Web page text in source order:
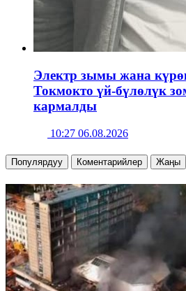
Электр зымы жана
Токмокто үй-бүлөлүк
кармалды
10:27 06.08.2026
Популярдуу Коментарийлер Жаңы